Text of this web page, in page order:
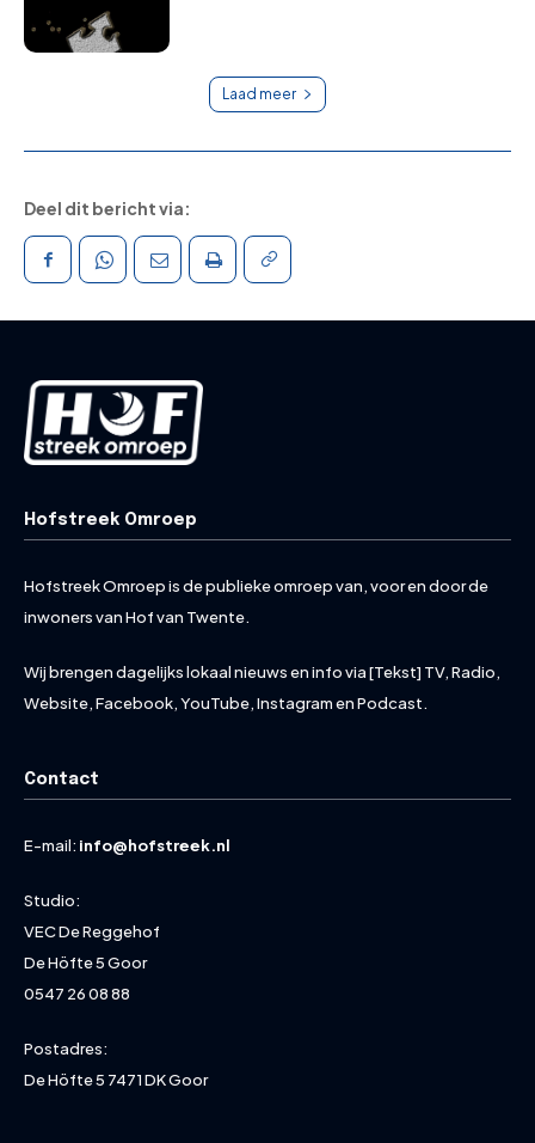
Laad meer
Deel dit bericht via:
Hofstreek Omroep
Hofstreek Omroep is de publieke omroep van, voor en door de
inwoners van Hof van Twente.
Wij brengen dagelijks lokaal nieuws en info via [Tekst] TV, Radio,
Website, Facebook, YouTube, Instagram en Podcast.
Contact
E-mail: info@hofstreek.nl
Studio:
VEC De Reggehof
De Höfte 5 Goor
0547 26 08 88
Postadres:
De Höfte 5 7471 DK Goor